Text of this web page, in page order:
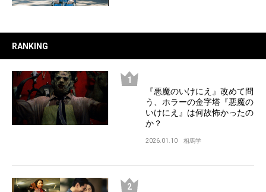
RANKING
『悪魔のいけにえ』改めて問
う、ホラーの金字塔『悪魔の
いけにえ』は何故怖かったの
か？
2026.01.10 相馬学